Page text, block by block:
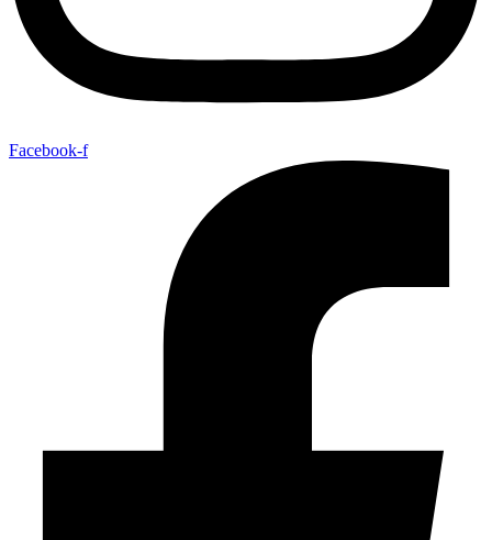
Facebook-f